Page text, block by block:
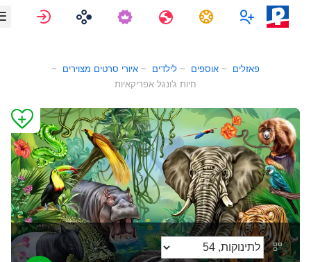
מרובה משתתפים
משימות נסיעות
פאזלים אוספים לילדים
איורי סרטים מצוירים
חיות ג'ונגל אפריקאיות